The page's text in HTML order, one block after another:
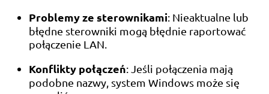
Problemy ze sterownikami: Nieaktualne lub
błędne sterowniki mogą błędnie raportować
połączenie LAN.
Konflikty połączeń: Jeśli połączenia mają
podobne nazwy, system Windows może się